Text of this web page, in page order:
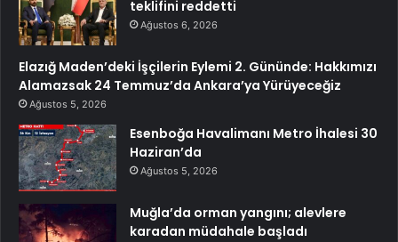
teklifini reddetti
Ağustos 6, 2026
Elazığ Maden’deki İşçilerin Eylemi 2. Gününde: Hakkımızı
Alamazsak 24 Temmuz’da Ankara’ya Yürüyeceğiz
Ağustos 5, 2026
Esenboğa Havalimanı Metro İhalesi 30
Haziran’da
Ağustos 5, 2026
Muğla’da orman yangını; alevlere
karadan müdahale başladı